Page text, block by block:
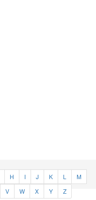
H I J K L
M
V W X Y Z